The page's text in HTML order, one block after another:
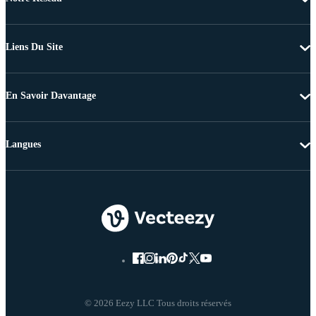
Liens Du Site
En Savoir Davantage
© 2026 Eezy LLC Tous droits réservés
Langues